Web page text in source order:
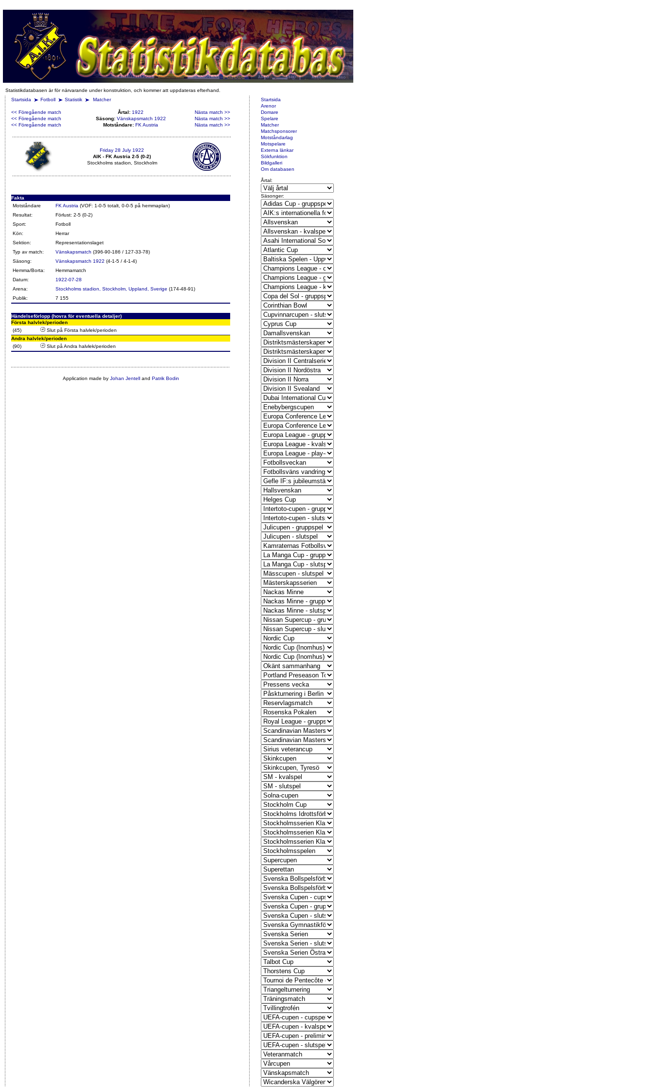
Statistikdatabasen är för närvarande under konstruktion, och kommer att uppdateras efterhand.
Startsida
Fotboll Statistik Matcher
<< Föregående match Årtal: 1922
Nästa match >>
<< Föregående match
Säsong: Vänskapsmatch 1922
Nästa match >>
<< Föregående match
Motståndare: FK Austria Nästa match >>
Friday 28 July 1922
AIK - FK Austria 2-5 (0-2)
Stockholms stadion, Stockholm
Fakta
Motståndare
FK Austria (VOF: 1-0-5 totalt, 0-0-5 på hemmaplan)
Resultat:
Förlust: 2-5 (0-2)
Sport:
Fotboll
Kön:
Herrar
Sektion:
Representationslaget
Typ av match:
Vänskapsmatch (396-90-186 / 127-33-78)
Säsong:
Vänskapsmatch 1922 (4-1-5 / 4-1-4)
Hemma/Borta:
Hemmamatch
Datum:
1922-07-28
Arena:
Stockholms stadion, Stockholm, Uppland, Sverige (174-48-91)
Publik:
7 155
Händelseförlopp (hovra för eventuella detaljer)
Första halvlek/perioden
(45)
Slut på Första halvlek/perioden
Andra halvlek/perioden
(90)
Slut på Andra halvlek/perioden
Application made by Johan Jentelland Patrik Bodin
Startsida
Arenor
Domare
Spelare
Matcher
Matchsponsorer
Motståndarlag
Motspelare
Externa länkar
Sökfunktion
Bildgalleri
Om databasen
Årtal:
Säsonger: